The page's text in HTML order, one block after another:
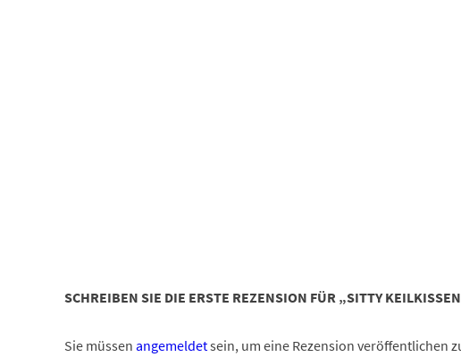
SCHREIBEN SIE DIE ERSTE REZENSION FÜR „SITTY
Sie müssen angemeldetsein, um eine Rezension veröffentlichen